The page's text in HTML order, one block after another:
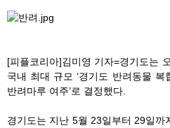
[피플코리아]김미영 기자=경기도는
국내 최대 규모 ‘경기도 반려동물 복
반려마루 여주’로 결정했다.
경기도는 지난 5월 23일부터 29일까